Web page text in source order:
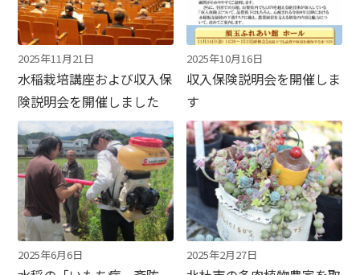
2025年11月21日
水稲栽培講座および収入保
険説明会を開催しました
2025年10月16日
収入保険説明会を開催しま
す
2025年6月6日 2025年2月27日